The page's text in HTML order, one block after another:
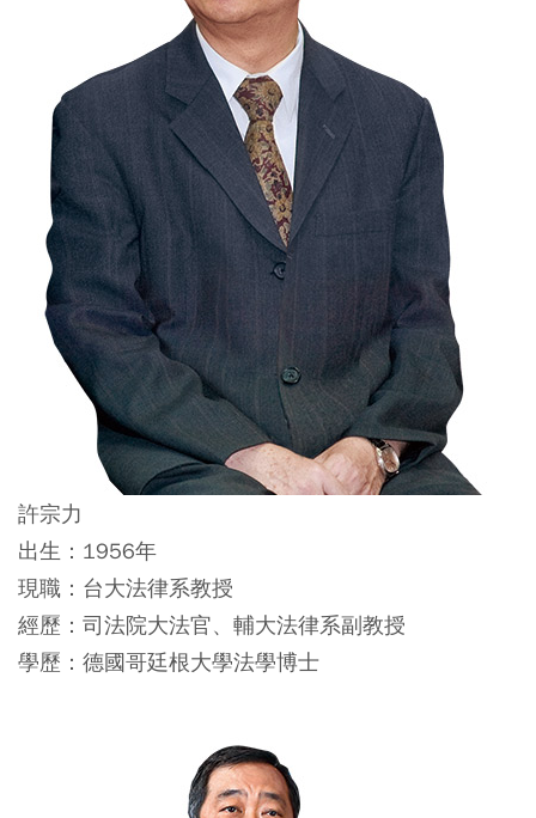
許宗力
出生：1956年
現職：台大法律系教授
經歷：司法院大法官、輔大法律系副教授
學歷：德國哥廷根大學法學博士